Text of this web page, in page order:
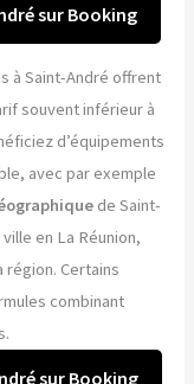
sur Booking
à Saint-André offrent
souvent inférieur à
d’équipements
avec par exemple
de Saint-
en La Réunion,
Certains
combinant
sur Booking